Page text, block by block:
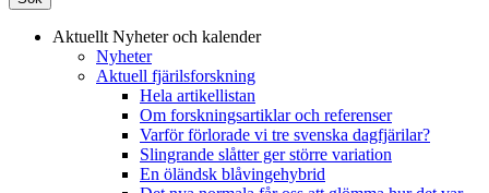
Aktuellt Nyheter och kalender
Nyheter
Aktuell fjärilsforskning
Hela artikellistan
Om forskningsartiklar och referenser
Varför förlorade vi tre svenska dagfjärilar?
Slingrande slåtter ger större variation
En öländsk blåvingehybrid